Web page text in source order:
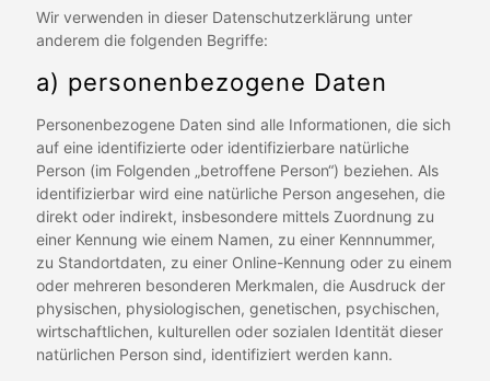
Wir verwenden in dieser Datenschutzerklärung unter
anderem die folgenden Begriffe:
a) personenbezogene Daten
Personenbezogene Daten sind alle Informationen, die sich
auf eine identifizierte oder identifizierbare natürliche
Person (im Folgenden „betroffene Person“) beziehen. Als
identifizierbar wird eine natürliche Person angesehen, die
direkt oder indirekt, insbesondere mittels Zuordnung zu
einer Kennung wie einem Namen, zu einer Kennnummer,
zu Standortdaten, zu einer Online-Kennung oder zu einem
oder mehreren besonderen Merkmalen, die Ausdruck der
physischen, physiologischen, genetischen, psychischen,
wirtschaftlichen, kulturellen oder sozialen Identität dieser
natürlichen Person sind, identifiziert werden kann.